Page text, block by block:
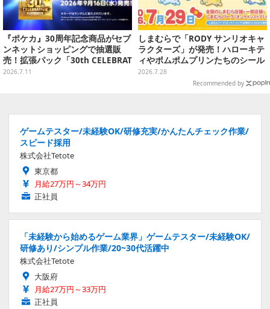
『ポケカ』30周年記念商品がセブ
ンネットショッピングで抽選販
売！拡張パック「30th CELEBRAT
ION」と「エーフィ・ブラッキー
2026.7.11
しまむらで「RODY サンリオキャ
ラクターズ」が発売！ハローキテ
ィやポムポムプリンたちのシール
帳、色が変わるタンブラーなど雑
2026.7.28
Recommended by
ゲームテスター/未経験OK/研修充実/かんたんチェック作業/
スピード採用
株式会社Tetote
東京都
月給27万円～34万円
正社員
「未経験から始めるゲーム業界」ゲームテスター/未経験OK/
研修あり/シンプル作業/20~30代活躍中
株式会社Tetote
大阪府
月給27万円～33万円
正社員